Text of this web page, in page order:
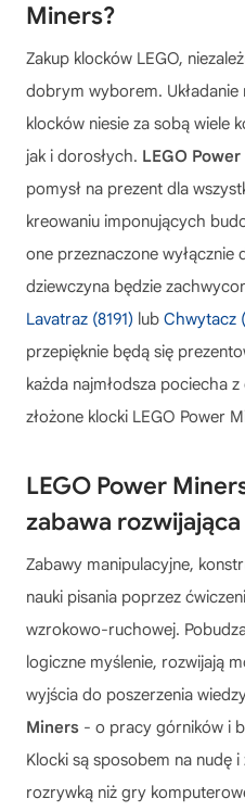
Miners?
Zakup klocków LEGO,
dobrym wyborem.
klocków niesie za sobą wiele
jak i dorosłych. LEGO
pomysł na prezent dla
kreowaniu imponujących
one przeznaczone wyłącznie
dziewczyna będzie
Lavatraz (8191) lub Chwytacz
przepięknie będą się
każda najmłodsza pociecha
złożone klocki LEGO Power
LEGO Power
zabawa
Zabawy manipulacyjne,
nauki pisania poprzez
wzrokowo-ruchowej.
logiczne myślenie, rozwijają
wyjścia do poszerzenia
Miners - o pracy górników i
Klocki są sposobem na nudę
rozrywką niż gry